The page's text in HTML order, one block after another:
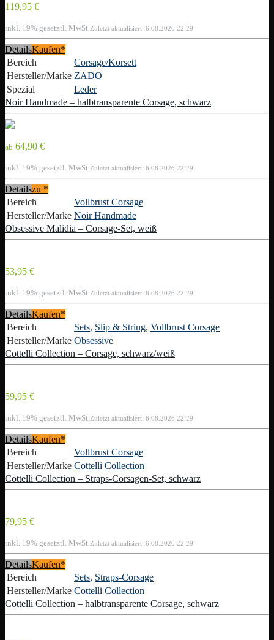
119,95 €
inkl. 19% gesetztl. MwSt. Zuletzt aktualisiert: 6.08.2026 22:29
DetailsKaufen*
Bereich
Corsage/Korsett
Hersteller/Marke ZADO
Spezial
Leder
Noir Handmade – halbtransparente Corsage, schwarz
ab 64,90 €
inkl. 19% gesetztl. MwSt. Zuletzt aktualisiert: 6.08.2026 22:29
Detailszu *
Bereich
Vollbrust Corsage
Hersteller/Marke Noir Handmade
Obsessive Malidia – Corsage-Set, weiß
53,95 €
inkl. 19% gesetztl. MwSt. Zuletzt aktualisiert: 6.08.2026 22:29
DetailsKaufen*
Bereich
Sets, Slip & String, Vollbrust Corsage
Hersteller/Marke Obsessive
Cottelli Collection – Corsage, schwarz/weiß
59,95 €
inkl. 19% gesetztl. MwSt. Zuletzt aktualisiert: 6.08.2026 22:29
DetailsKaufen*
Bereich
Vollbrust Corsage
Hersteller/Marke Cottelli Collection
Cottelli Collection – Straps-Corsagen-Set, schwarz
79,95 €
inkl. 19% gesetztl. MwSt. Zuletzt aktualisiert: 6.08.2026 22:29
DetailsKaufen*
Bereich
Sets, Straps-Corsage
Hersteller/Marke Cottelli Collection
Cottelli Collection – halbtransparente Corsage, schwarz